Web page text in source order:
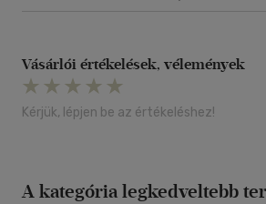
Vásárlói értékelések, vélemények
Kérjük, lépjen be az értékeléshez!
A kategória legkedveltebb